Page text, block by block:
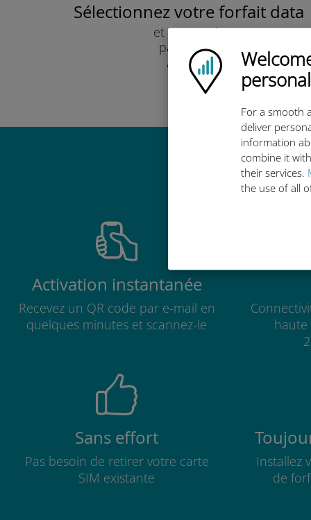
Ubigi logo
For a smooth
deliver
information
combine it
their services.
the use of all
Sélectionnez votre forfait data
et recevez-le
par e-mail.
Rapide !
Activation instantanée
Recevez un QR code par e-mail en
quelques minutes et scannez-le
haute
Sans effort
Pas besoin de retirer votre carte
SIM existante
Installez
de